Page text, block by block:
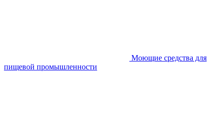
Моющие средства для
пищевой промышленности